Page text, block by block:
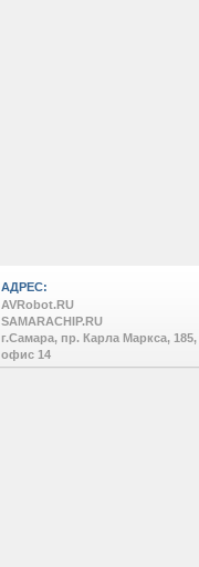
АДРЕС:
AVRobot.RU
SAMARACHIP.RU
г.Самара, пр. Карла Маркса, 185,
офис 14